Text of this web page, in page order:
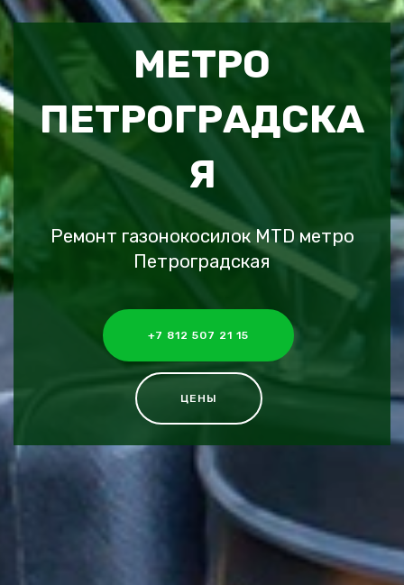
МЕТРО
ПЕТРОГРАДСКА
Я
Ремонт газонокосилок MTD метро
Петроградская
+7 812 507 21 15
ЦЕНЫ